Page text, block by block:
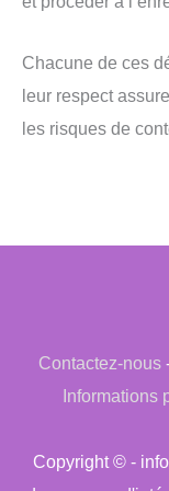
Chacune de ces
leur respect
les risques de
Contactez-nous
Informations
Copyright © -